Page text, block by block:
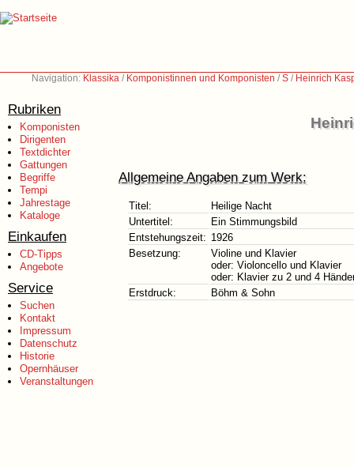
Navigation: Klassika / Komponistinnen und Komponisten /S / Heinrich
Rubriken
Komponisten
Dirigenten
Textdichter
Gattungen
Begriffe
Tempi
Jahrestage
Kataloge
Einkaufen
CD-Tipps
Angebote
Service
Suchen
Kontakt
Impressum
Datenschutz
Historie
Opernhäuser
Veranstaltungen
Allgemeine Angaben zum Werk:
Titel:
Heilige Nacht
Untertitel:
Ein Stimmungsbild
Entstehungszeit: 1926
Besetzung:
Violine und Klavier
oder: Violoncello und Klavier
oder: Klavier zu 2 und 4
Erstdruck:
Böhm & Sohn